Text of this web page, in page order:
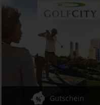
Gutschein